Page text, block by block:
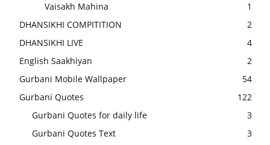
Vaisakh Mahina
1
DHANSIKHI COMPITITION
2
DHANSIKHI LIVE
4
English Saakhiyan
2
Gurbani Mobile Wallpaper
54
Gurbani Quotes
122
Gurbani Quotes for daily life
3
Gurbani Quotes Text
3